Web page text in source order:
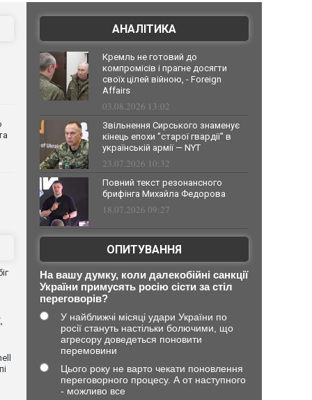
АНАЛІТИКА
Кремль не готовий до
компромісів і прагне досягти
своїх цілей війною, - Foreign
Affairs
03.08.2026 13:02
Звільнення Сирського знаменує
кінець епохи "старої гвардії" в
українській армії — NYT
23.07.2026 10:32
Повний текст резонансного
брифінга Михайла Федорова
18.07.2026 09:27
ОПИТУВАННЯ
На вашу думку, коли далекобійні санкції
України примусять росію сісти за стіл
переговорів?
У найближчі місяці удари України по
росії стануть настільки болючими, що
агресору доведеться поновити
перемовини
Цього року не варто чекати поновлення
переговорного процесу. А от наступного
- можливо все